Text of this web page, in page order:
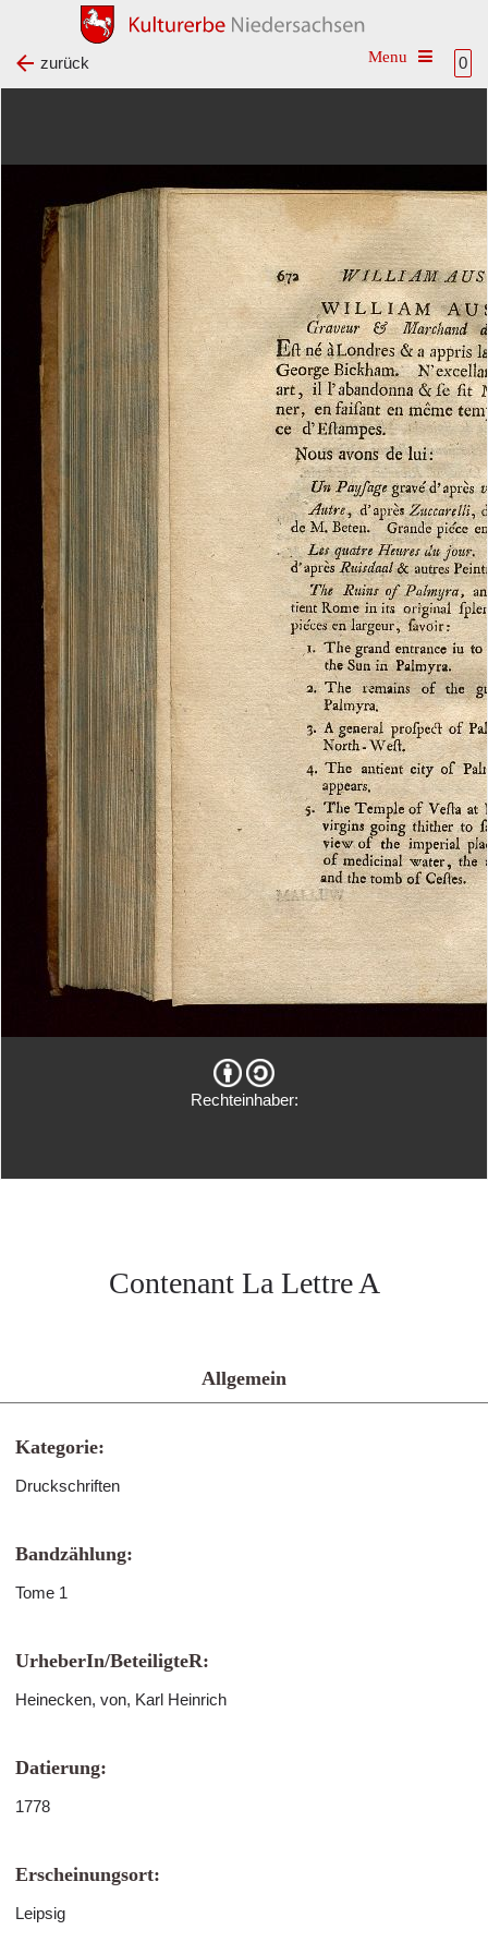
0
Toggle
zurück
Rechteinhaber:
Contenant La Lettre A
Allgemein
Kategorie:
Druckschriften
Bandzählung:
Tome 1
UrheberIn/BeteiligteR:
Heinecken, von, Karl Heinrich
Datierung:
1778
Erscheinungsort:
Leipsig